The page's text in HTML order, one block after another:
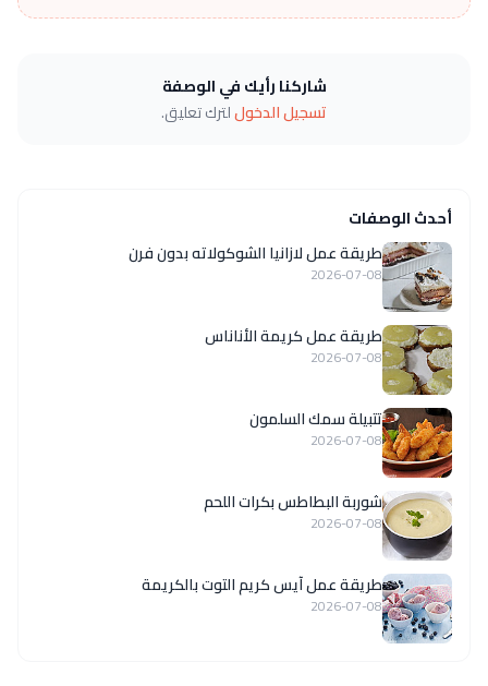
شاركنا رأيك في الوصفة
تسجيل الدخوللترك تعليق.
أحدث الوصفات
طريقة عمل لازانيا الشوكولاته بدون فرن
2026-07-08
طريقة عمل كريمة الأناناس
2026-07-08
تتبيلة سمك السلمون
2026-07-08
شوربة البطاطس بكرات اللحم
2026-07-08
طريقة عمل آيس كريم التوت بالكريمة
2026-07-08